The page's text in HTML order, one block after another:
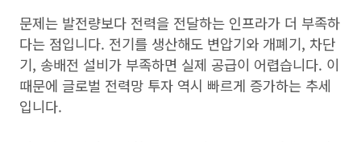
문제는 발전량보다 전력을 전달하는 인프라가 더 부족하
다는 점입니다. 전기를 생산해도 변압기와 개폐기, 차단
기, 송배전 설비가 부족하면 실제 공급이 어렵습니다. 이
때문에 글로벌 전력망 투자 역시 빠르게 증가하는 추세
입니다.